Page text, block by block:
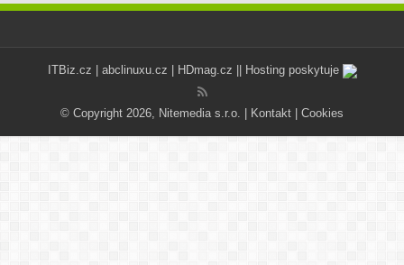
ITBiz.cz abclinuxu.cz HDmag.cz || Hosting poskytuje
© Copyright 2026, Nitemedia s.r.o. | Kontakt Cookies